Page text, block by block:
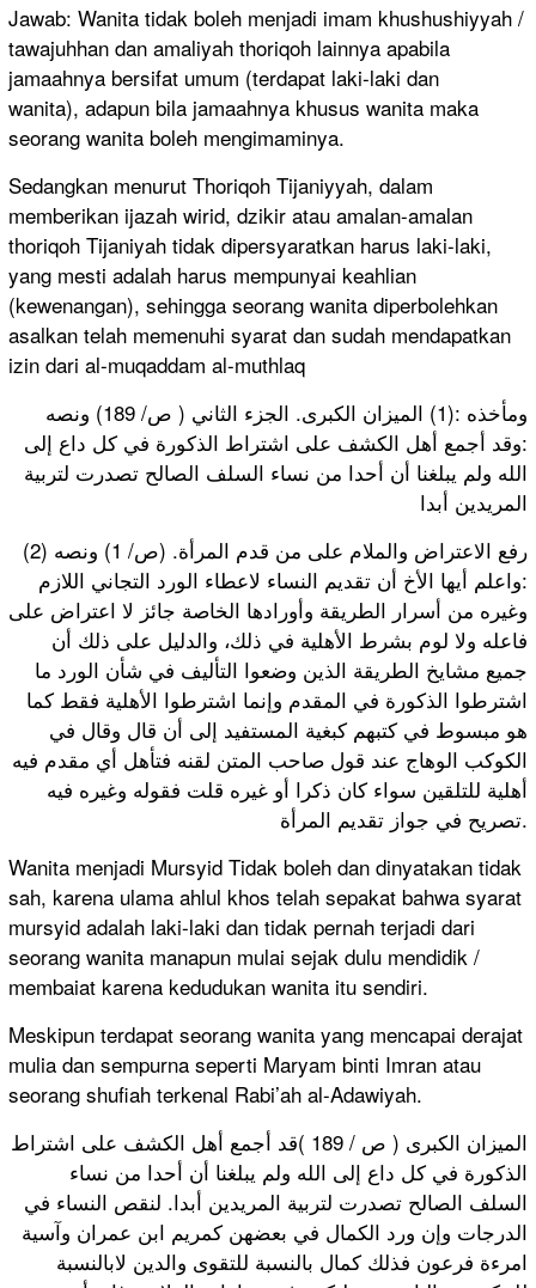
Jawab: Wanita tidak boleh menjadi imam khushushiyyah /
tawajuhhan dan amaliyah thoriqoh lainnya apabila
jamaahnya bersifat umum (terdapat laki-laki dan
wanita), adapun bila jamaahnya khusus wanita maka
seorang wanita boleh mengimaminya.
Sedangkan menurut Thoriqoh Tijaniyyah, dalam
memberikan ijazah wirid, dzikir atau amalan-amalan
thoriqoh Tijaniyah tidak dipersyaratkan harus laki-laki,
yang mesti adalah harus mempunyai keahlian
(kewenangan), sehingga seorang wanita diperbolehkan
asalkan telah memenuhi syarat dan sudah mendapatkan
izin dari al-muqaddam al-muthlaq
ومأخذه :(1) الميزان الكبرى. الجزء الثاني ( ص/ 189) ونصه
:وقد أجمع أهل الكشف على اشتراط الذكورة في كل داع إلى
الله ولم يبلغنا أن أحدا من نساء السلف الصالح تصدرت لتربية
المريدين أبدا
(2) رفع الاعتراض والملام على من قدم المرأة. (ص/ 1) ونصه
:واعلم أيها الأخ أن تقديم النساء لاعطاء الورد التجاني اللازم
وغيره من أسرار الطريقة وأورادها الخاصة جائز لا اعتراض على
فاعله ولا لوم بشرط الأهلية في ذلك، والدليل على ذلك أن
جميع مشايخ الطريقة الذين وضعوا التأليف في شأن الورد ما
اشترطوا الذكورة في المقدم وإنما اشترطوا الأهلية فقط كما
هو مبسوط في كتبهم كبغية المستفيد إلى أن قال وقال في
الكوكب الوهاج عند قول صاحب المتن لقنه فتأهل أي مقدم فيه
أهلية للتلقين سواء كان ذكرا أو غيره قلت فقوله وغيره فيه
تصريح في جواز تقديم المرأة.
Wanita menjadi Mursyid Tidak boleh dan dinyatakan tidak
sah, karena ulama ahlul khos telah sepakat bahwa syarat
mursyid adalah laki-laki dan tidak pernah terjadi dari
seorang wanita manapun mulai sejak dulu mendidik /
membaiat karena kedudukan wanita itu sendiri.
Meskipun terdapat seorang wanita yang mencapai derajat
mulia dan sempurna seperti Maryam binti Imran atau
seorang shufiah terkenal Rabi’ah al-Adawiyah.
الميزان الكبرى ( ص / 189 )قد أجمع أهل الكشف على اشتراط
الذكورة في كل داع إلى الله ولم يبلغنا أن أحدا من نساء
السلف الصالح تصدرت لتربية المريدين أبدا. لنقص النساء في
الدرجات وإن ورد الكمال في بعضهن كمريم ابن عمران وآسية
امرءة فرعون فذلك كمال بالنسبة للتقوى والدين لابالنسبة